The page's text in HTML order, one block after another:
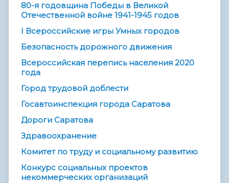
80-я годовщина Победы в Великой
Отечественной войне 1941-1945 годов
I Всероссийские игры Умных городов
Безопасность дорожного движения
Всероссийская перепись населения 2020
года
Город трудовой доблести
Госавтоинспекция города Саратова
Дороги Саратова
Здравоохранение
Комитет по труду и социальному развитию
Конкурс социальных проектов
некоммерческих организаций